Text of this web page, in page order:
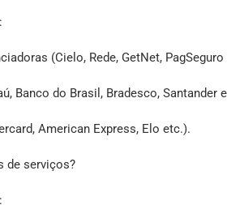
(Cielo, Rede, GetNet, PagSeguro
Banco do Brasil, Bradesco, Santander
American Express, Elo etc.).
de serviços?